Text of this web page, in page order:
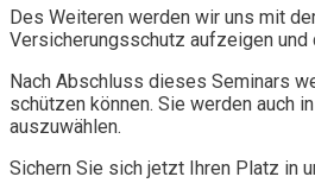
Des Weiteren werden wir uns mit
Versicherungsschutz aufzeigen
Nach Abschluss dieses Seminars
schützen können. Sie werden auch
auszuwählen.
Sichern Sie sich jetzt Ihren Platz in